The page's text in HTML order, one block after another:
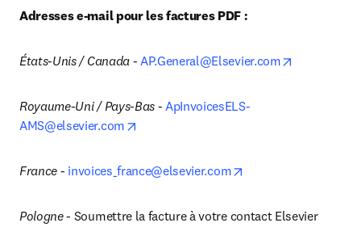
Adresses e-mail pour les factures PDF :
États-Unis / Canada - AP.General@Elsevier.com
Royaume-Uni / Pays-Bas - ApInvoicesELS-
AMS@elsevier.com
France - invoices_france@elsevier.com
Pologne - Soumettre la facture à votre contact Elsevier